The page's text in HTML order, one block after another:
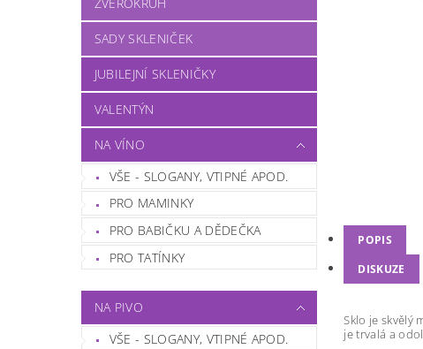
SADY SKLENIČEK
JUBILEJNÍ SKLENIČKY
VALENTÝN
NA VÍNO
VŠE - SLOGANY, VTIPNÉ APOD.
PRO MAMINKY
PRO BABIČKU A DĚDEČKA
PRO TATÍNKY
NA PIVO
VŠE - SLOGANY, VTIPNÉ APOD.
POPIS
DISKUZE
Sklo je skvělý
je trvalá a